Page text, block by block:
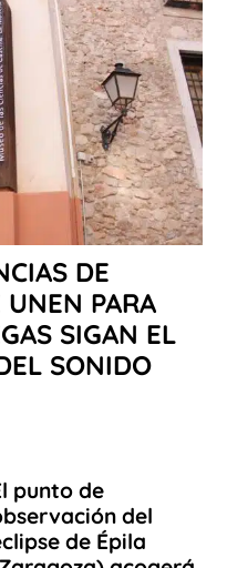
DE
UNEN PARA
SIGAN EL
SONIDO
punto de
del
de Épila